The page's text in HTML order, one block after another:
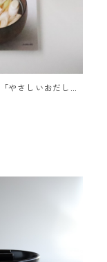
やさしいおだしの
ト